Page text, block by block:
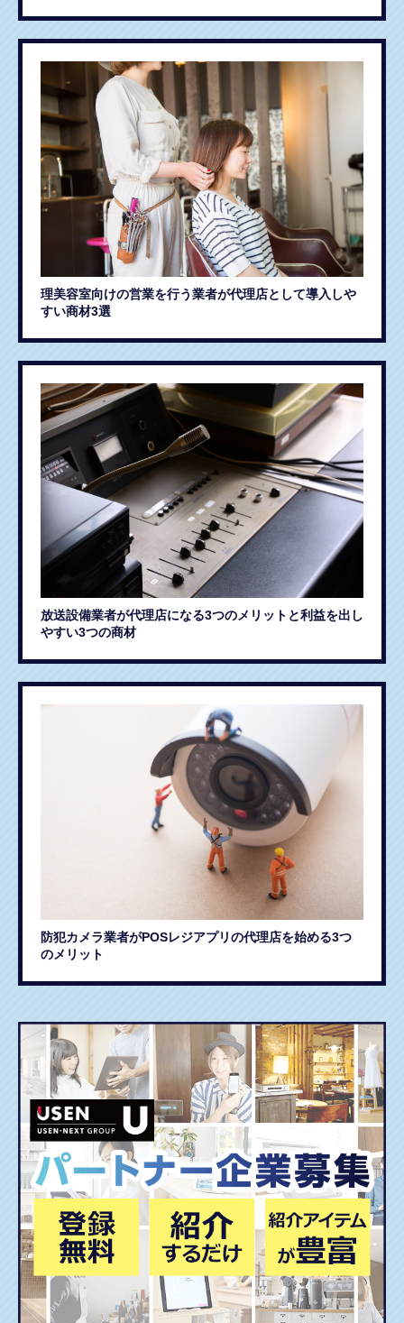
理美容室向けの営業を行う業者が代理店として導入しや
すい商材3選
放送設備業者が代理店になる3つのメリットと利益を出し
やすい3つの商材
防犯カメラ業者がPOSレジアプリの代理店を始める3つ
のメリット